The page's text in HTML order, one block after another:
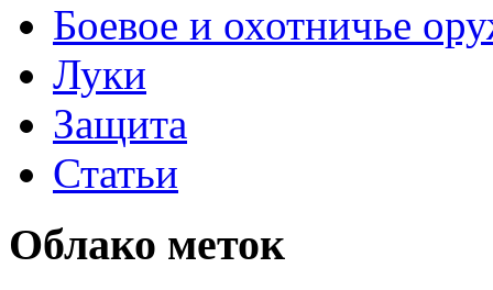
Боевое и охотничье
Луки
Защита
Статьи
Облако меток